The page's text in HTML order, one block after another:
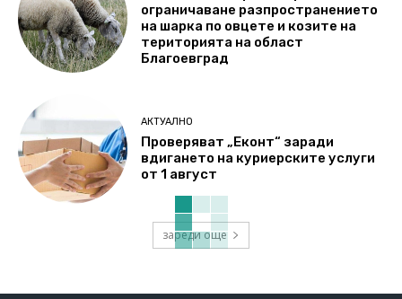
ограничаване разпространението
на шарка по овцете и козите на
територията на област
Благоевград
АКТУАЛНО
Проверяват „Еконт“ заради
вдигането на куриерските услуги
от 1 август
зареди още